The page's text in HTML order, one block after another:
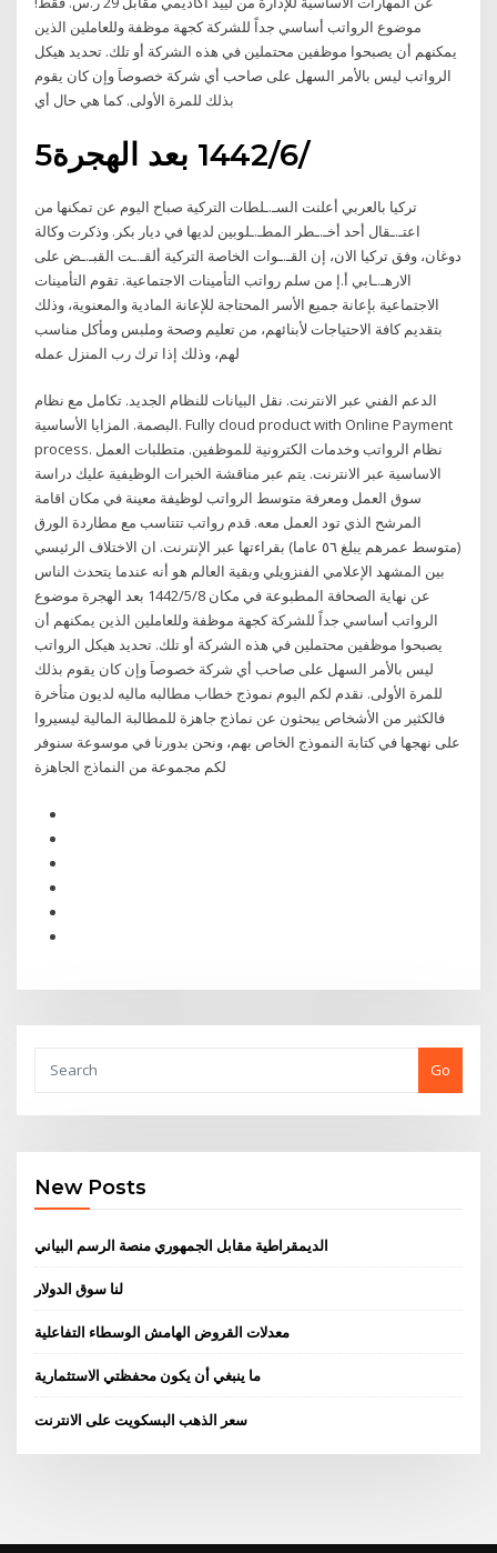
موضوع الرواتب أساسي جداً للشركة كجهة موظفة وللعاملين الذين
يمكنهم أن يصبحوا موظفين محتملين في هذه الشركة أو تلك. تحديد هيكل
الرواتب ليس بالأمر السهل على صاحب أي شركة خصوصاَ وإن كان يقوم
بذلك للمرة الأولى. كما هي حال أي
5‏‏/6‏‏/1442 بعد الهجرة
تركيا بالعربي أعلنت السـ.ـلطات التركية صباح اليوم عن تمكنها من
اعتـ.ـقال أحد أخـ.ـطر المطـ.ـلوبين لديها في ديار بكر. وذكرت وكالة
دوغان، وفق تركيا الان، إن القـ.ـوات الخاصة التركية ألقـ.ـت القبـ.ـض على
الارهـ.ـابي أ.إ من سلم رواتب التأمينات الاجتماعية. تقوم التأمينات
الاجتماعية بإعانة جميع الأسر المحتاجة للإعانة المادية والمعنوية، وذلك
بتقديم كافة الاحتياجات لأبنائهم، من تعليم وصحة وملبس ومأكل مناسب
لهم، وذلك إذا ترك رب المنزل عمله
الدعم الفني عبر الانترنت. نقل البيانات للنظام الجديد. تكامل مع نظام
البصمة. المزايا الأساسية. Fully cloud product with Online Payment
process. نظام الرواتب وخدمات الكترونية للموظفين. متطلبات العمل
الاساسية عبر الانترنت. يتم عبر مناقشة الخبرات الوظيفية عليك دراسة
سوق العمل ومعرفة متوسط الرواتب لوظيفة معينة في مكان اقامة
المرشح الذي تود العمل معه. قدم رواتب تتناسب مع مطاردة الورق
(متوسط عمرهم يبلغ ٥٦ عاما) بقراءتها عبر الإنترنت. ان الاختلاف الرئيسي
بين المشهد الإعلامي الفنزويلي وبقية العالم هو أنه عندما يتحدث الناس
عن نهاية الصحافة المطبوعة في مكان 8‏‏/5‏‏/1442 بعد الهجرة موضوع
الرواتب أساسي جداً للشركة كجهة موظفة وللعاملين الذين يمكنهم أن
يصبحوا موظفين محتملين في هذه الشركة أو تلك. تحديد هيكل الرواتب
ليس بالأمر السهل على صاحب أي شركة خصوصاَ وإن كان يقوم بذلك
للمرة الأولى. نقدم لكم اليوم نموذج خطاب مطالبه ماليه لديون متأخرة
فالكثير من الأشخاص يبحثون عن نماذج جاهزة للمطالبة المالية ليسيروا
على نهجها في كتابة النموذج الخاص بهم، ونحن بدورنا في موسوعة سنوفر
لكم مجموعة من النماذج الجاهزة
Go
New Posts
الديمقراطية مقابل الجمهوري منصة الرسم البياني
لنا سوق الدولار
معدلات القروض الهامش الوسطاء التفاعلية
ما ينبغي أن يكون محفظتي الاستثمارية
سعر الذهب البسكويت على الانترنت